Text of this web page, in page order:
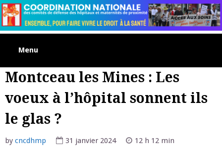
Skip
to
content
Menu
Montceau les Mines : Les
voeux à l’hôpital sonnent ils
le glas ?
by cncdhmp 31 janvier 2024
12 h 12 min